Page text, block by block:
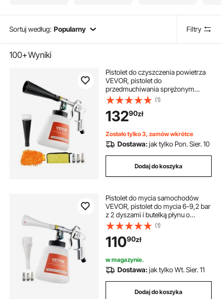
Sortuj według: Popularny Filtry
100+Wyniki
Pistolet do czyszczenia powietrza
VEVOR, pistolet do
przedmuchiwania sprężonym
powietrzem o ciśnieniu 6–9,2 bara
z 2 dyszami i butelką płynu o
pojemności 1 l, pistolet do mycia,
pistolet do czyszczenia
samochodów, odpowiedni do
sprężarki powietrza 1/4 NPT
(1)
13290zł
Zostało tylko 3, zamów wkrótce
Dostawa:jak tylko Pon. Sier. 10
Dodaj do koszyka
Pistolet do mycia samochodów
VEVOR, pistolet do mycia 6-9,2 bar
z 2 dyszami i butelką płynu o
pojemności 1 litra, pistolet do
czyszczenia Vortex, pistolet do
przedmuchiwania sprężonym
powietrzem, kompatybilny ze
sprężarką powietrza 1/4 NPT
(1)
11090zł
w magazynie.
Dostawa:jak tylko Wt. Sier. 11
Dodaj do koszyka